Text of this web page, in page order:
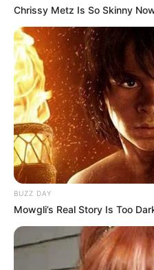
Chrissy Metz Is So Skinny
BUZZ DAY
Mowgli’s Real Story Is Too